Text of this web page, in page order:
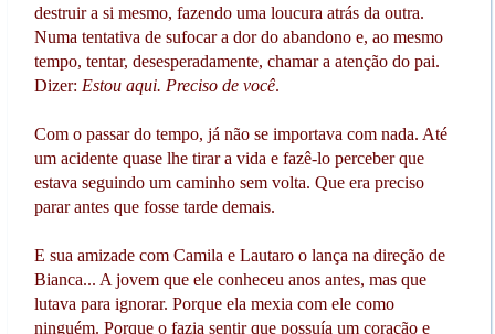
destruir a si mesmo, fazendo uma loucura atrás da outra.
Numa tentativa de sufocar a dor do abandono e, ao mesmo
tempo, tentar, desesperadamente, chamar a atenção do pai.
Dizer: Estou aqui. Preciso de você.
Com o passar do tempo, já não se importava com nada. Até
um acidente quase lhe tirar a vida e fazê-lo perceber que
estava seguindo um caminho sem volta. Que era preciso
parar antes que fosse tarde demais.
E sua amizade com Camila e Lautaro o lança na direção de
Bianca... A jovem que ele conheceu anos antes, mas que
lutava para ignorar. Porque ela mexia com ele como
ninguém. Porque o fazia sentir que possuía um coração e